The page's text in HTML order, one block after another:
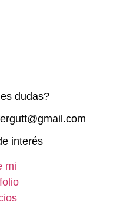
dudas?
interés
mi